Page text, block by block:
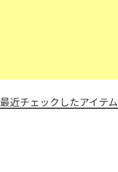
最近チェックしたアイテム